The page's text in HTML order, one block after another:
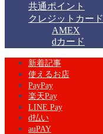
共通ポイント
クレジットカード
AMEX
dカード
新着記事
使えるお店
PayPay
楽天Pay
LINE Pay
d払い
auPAY